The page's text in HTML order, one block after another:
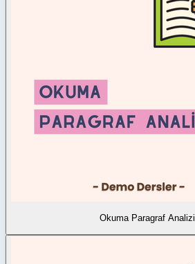
Okuma Paragraf Analizi